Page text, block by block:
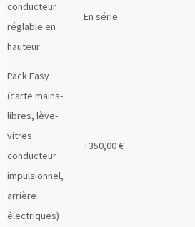
conducteur
réglable en
hauteur
En série
Pack Easy
(carte mains-
libres, lève-
vitres
conducteur
impulsionnel,
arrière
électriques)
+350,00 €